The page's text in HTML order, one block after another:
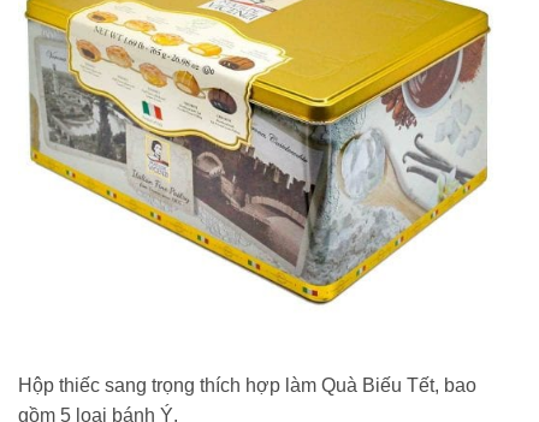
Hộp thiếc sang trọng thích hợp làm Quà Biếu Tết, bao
gồm 5 loại bánh Ý.